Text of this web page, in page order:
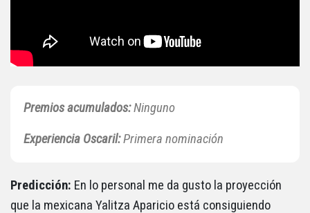
Premios acumulados:Ninguno
Experiencia Oscaril:Primera nominación
Predicción: En lo personal me da gusto la proyección
que la mexicana Yalitza Aparicio está consiguiendo